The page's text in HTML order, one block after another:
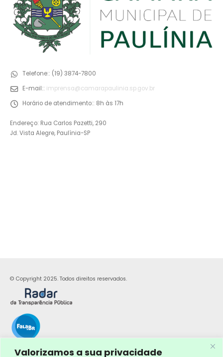
Valorizamos a sua privacidade
Telefone:: (19) 3874-7800
E-mail:: imprensa@camarapaulinia.sp.gov.br
Horário de atendimento:: 8h às 17h
Endereço: Rua Carlos Pazetti, 290
Jd. Vista Alegre, Paulínia-SP
© Copyright 2025. Todos direitos reservados.